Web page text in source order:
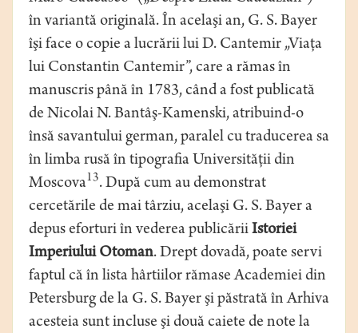
în variantă originală. În acelaşi an, G. S. Bayer
îşi face o copie a lucrării lui D. Cantemir „Viaţa
lui Constantin Cantemir”, care a rămas în
manuscris până în 1783, când a fost publicată
de Nicolai N. Bantâş-Kamenski, atribuind-o
însă savantului german, paralel cu traducerea sa
în limba rusă în tipografia Universităţii din
Moscova13. După cum au demonstrat
cercetările de mai târziu, acelaşi G. S. Bayer a
depus eforturi în vederea publicăriiIstoriei
Imperiului Otoman. Drept dovadă, poate servi
faptul că în lista hârtiilor rămase Academiei din
Petersburg de la G. S. Bayer şi păstrată în Arhiva
acesteia sunt incluse şi două caiete de note la